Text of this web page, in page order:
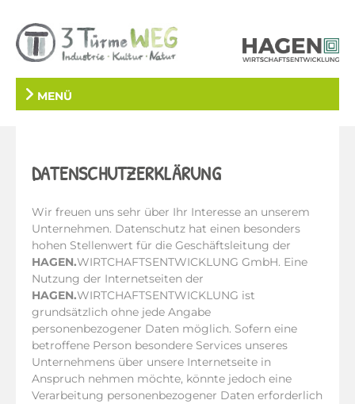
MENÜ
DATENSCHUTZERKLÄRUNG
Wir freuen uns sehr über Ihr Interesse an unserem
Unternehmen. Datenschutz hat einen besonders
hohen Stellenwert für die Geschäftsleitung der
HAGEN.WIRTCHAFTSENTWICKLUNG GmbH. Eine
Nutzung der Internetseiten der
HAGEN.WIRTCHAFTSENTWICKLUNG ist
grundsätzlich ohne jede Angabe
personenbezogener Daten möglich. Sofern eine
betroffene Person besondere Services unseres
Unternehmens über unsere Internetseite in
Anspruch nehmen möchte, könnte jedoch eine
Verarbeitung personenbezogener Daten erforderlich